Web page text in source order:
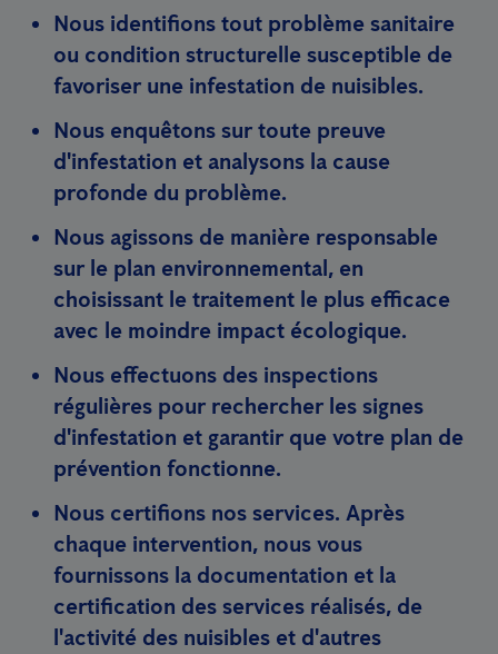
Nous identifions tout problème sanitaire
ou condition structurelle susceptible de
favoriser une infestation de nuisibles.
Nous enquêtons sur toute preuve
d'infestation et analysons la cause
profonde du problème.
Nous agissons de manière responsable
sur le plan environnemental, en
choisissant le traitement le plus efficace
avec le moindre impact écologique.
Nous effectuons des inspections
régulières pour rechercher les signes
d'infestation et garantir que votre plan de
prévention fonctionne.
Nous certifions nos services. Après
chaque intervention, nous vous
fournissons la documentation et la
certification des services réalisés, de
l'activité des nuisibles et d'autres